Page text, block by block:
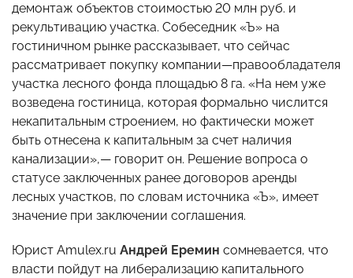
демонтаж объектов стоимостью 20 млн руб. и
рекультивацию участка. Собеседник «Ъ» на
гостиничном рынке рассказывает, что сейчас
рассматривает покупку компании—правообладателя
участка лесного фонда площадью 8 га. «На нем уже
возведена гостиница, которая формально числится
некапитальным строением, но фактически может
быть отнесена к капитальным за счет наличия
канализации»,— говорит он. Решение вопроса о
статусе заключенных ранее договоров аренды
лесных участков, по словам источника «Ъ», имеет
значение при заключении соглашения.
Юрист Amulex.ru Андрей Еремин сомневается, что
власти пойдут на либерализацию капитального